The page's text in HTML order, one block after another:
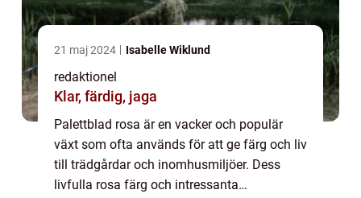
21 maj 2024 Isabelle Wiklund
redaktionel
Klar, färdig, jaga
Palettblad rosa är en vacker och populär
växt som ofta används för att ge färg och liv
till trädgårdar och inomhusmiljöer. Dess
livfulla rosa färg och intressanta